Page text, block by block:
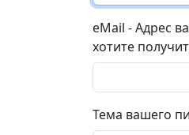
eMail - Адрес
хотите
Тема вашего